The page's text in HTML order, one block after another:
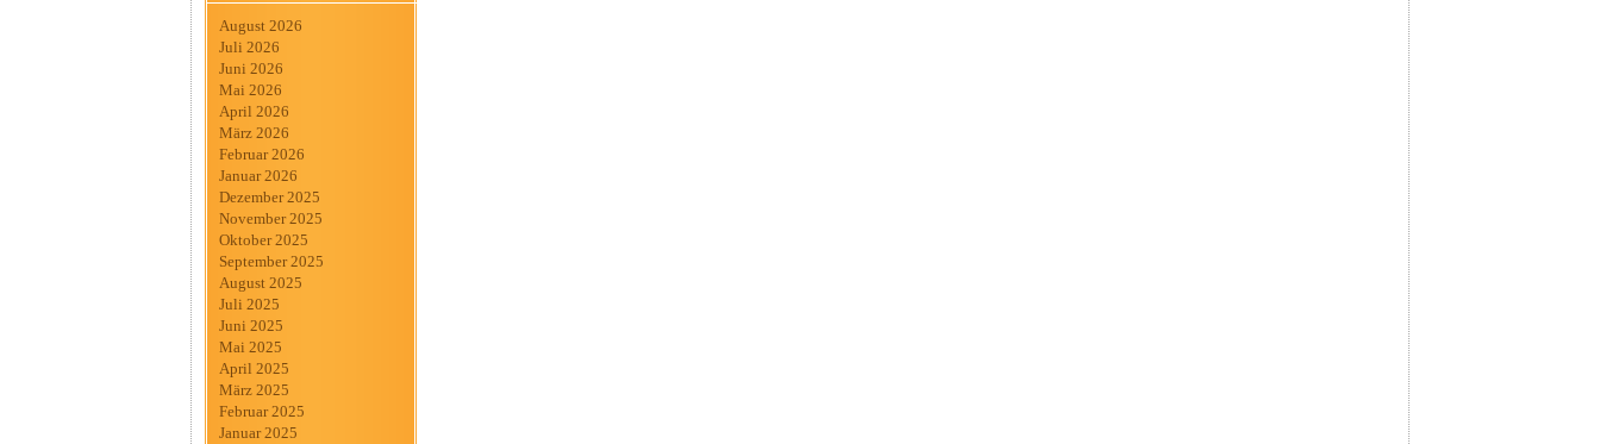
August 2026
Juli 2026
Juni 2026
Mai 2026
April 2026
März 2026
Februar 2026
Januar 2026
Dezember 2025
November 2025
Oktober 2025
September 2025
August 2025
Juli 2025
Juni 2025
Mai 2025
April 2025
März 2025
Februar 2025
Januar 2025